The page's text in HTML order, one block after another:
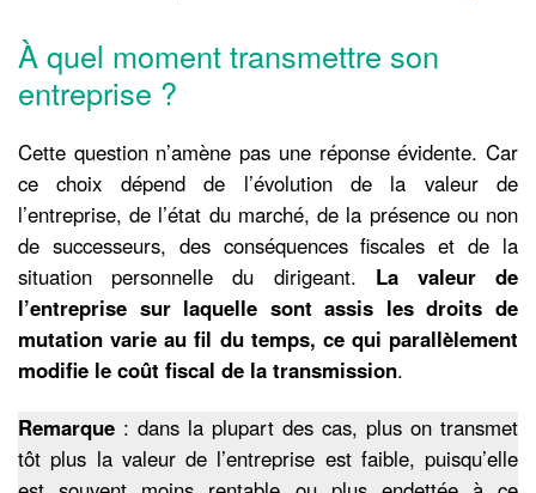
À quel moment transmettre son
entreprise ?
Cette question n’amène pas une réponse évidente. Car
ce choix dépend de l’évolution de la valeur de
l’entreprise, de l’état du marché, de la présence ou non
de successeurs, des conséquences fiscales et de la
situation personnelle du dirigeant. La valeur de
l’entreprise sur laquelle sont assis les droits de
mutation varie au fil du temps, ce qui parallèlement
modifie le coût fiscal de la transmission.
Remarque : dans la plupart des cas, plus on transmet
tôt plus la valeur de l’entreprise est faible, puisqu’elle